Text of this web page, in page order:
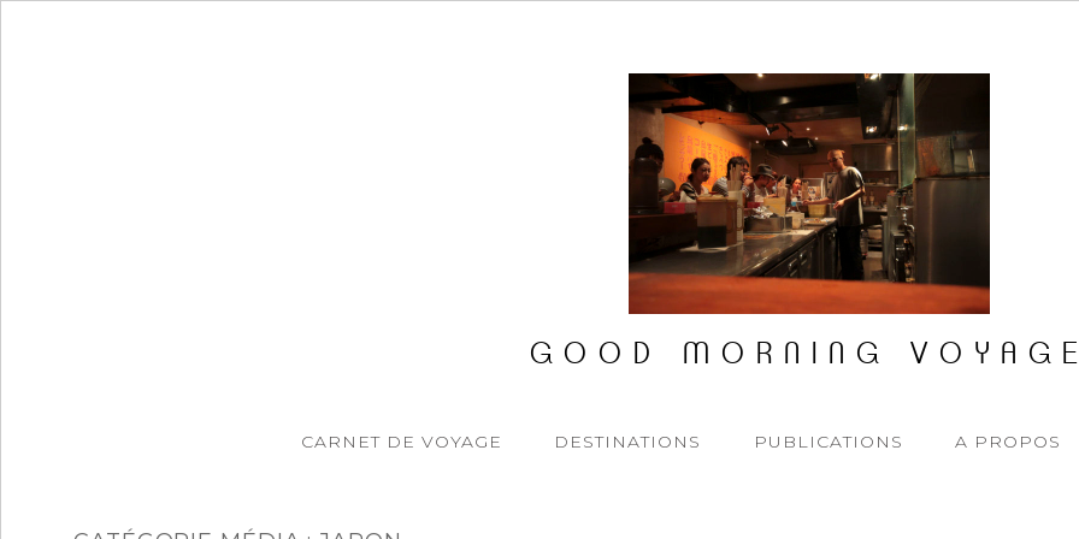
GOOD MORNING VOYAGE
CARNET DE VOYAGE DESTINATIONS PUBLICATIONS A PROPOS